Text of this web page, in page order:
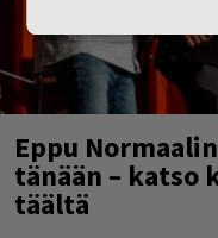
Eppu
tänään – katso
täältä